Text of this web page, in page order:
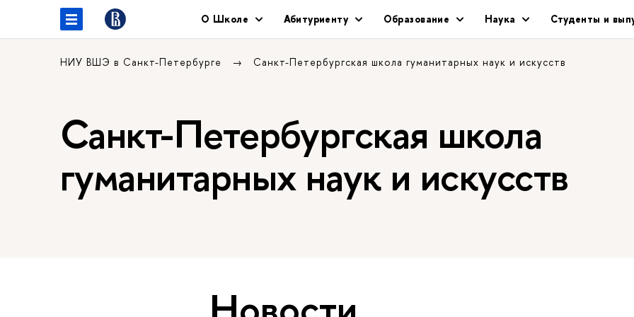
О Школе Абитуриенту Образование Наука Студенты и
НИУ ВШЭ в Санкт-Петербурге Санкт-Петербургская школа гуманитарных наук и искусств
Санкт-Петербургская школа
гуманитарных наук и искусств